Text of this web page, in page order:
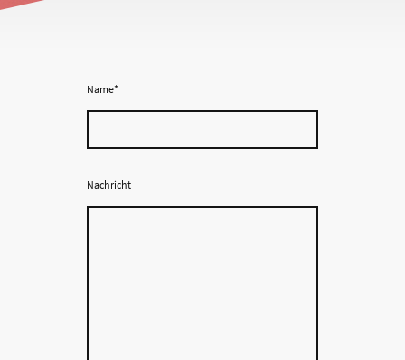
Name*
Nachricht